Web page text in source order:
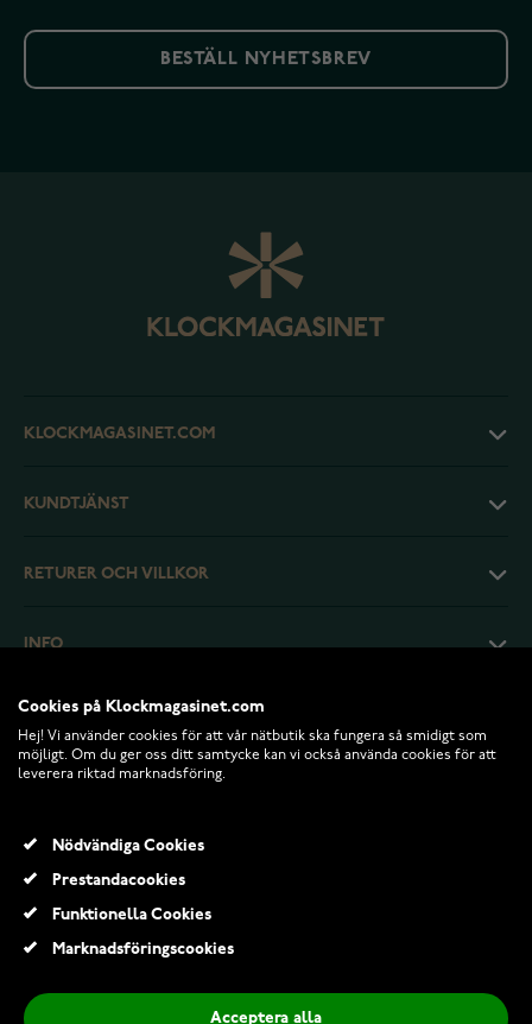
BESTÄLL NYHETSBREV
KLOCKMAGASINET.COM
KUNDTJÄNST
RETURER OCH VILLKOR
INFO
209,00 Kr
Cookies på Klockmagasinet.com
Hej! Vi använder cookies för att vår nätbutik ska fungera så smidigt som
möjligt. Om du ger oss ditt samtycke kan vi också använda cookies för att
leverera riktad marknadsföring.
Nödvändiga Cookies
Prestandacookies
Funktionella Cookies
Marknadsföringscookies
Acceptera alla